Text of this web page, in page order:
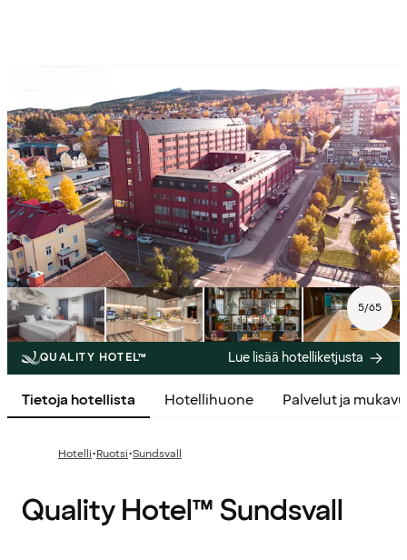
5/65
QUALITY HOTEL™ Lue lisää hotelliketjusta
Tietoja hotellista Hotellihuone Palvelut ja
Hotelli·Ruotsi·Sundsvall
Quality Hotel™ Sundsvall